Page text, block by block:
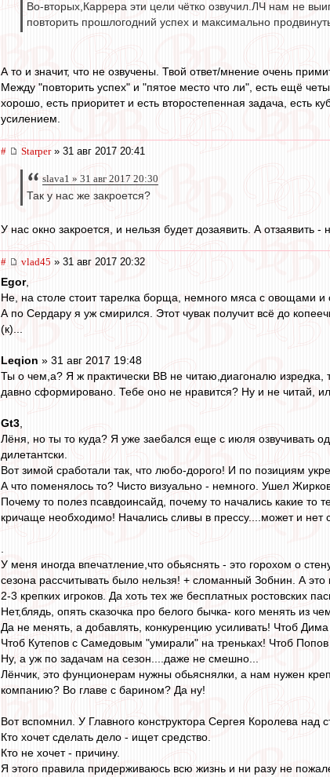
Во-вторых,Каррера эти цели чётко озвучил.ЛЧ нам не
повторить прошлогодний успех и максимально
А то и значит, что не озвучены. Твой ответ/мнение очень
Между "повторить успех" и "пятое место что ли", есть ещё
хорошо, есть приоритет и есть второстепенная задача, есть
усилением.
# Starper» 31 авг 2017 20:41
slava1 » 31 авг 2017 20:30
Так у нас же закроется?
У нас окно закроется, и нельзя будет дозаявить. А отзаявить -
# vlad45 » 31 авг 2017 20:32
Egor,
Не, на столе стоит тарелка борща, немного мяса с овощами и
А по Сердару я уж смирился. Этот чувак получит всё до
(к)...
Leqion » 31 авг 2017 19:48
Ты о чем,а? Я ж практически ВВ не читаю,диагоналю
давно сформировано. Тебе оно не нравится? Ну и не читай,
Gt3,
Лёня, но ты то куда? Я уже заебался еще с июля озвучивать
дилетантски.
Вот зимой сработали так, что любо-дорого! И по позициям
А что поменялось то? Чисто визуально - немного. Ушел
Почему то полез псавдоинсайд, почему то начались какие
кричаще необходимо! Начались сливы в прессу....может и нет
.
У меня иногда впечатление,что обьяснять - это горохом о
сезона рассчитывать было нельзя! + сломанный Зобнин. А
2-3 крепких игроков. Да хоть тех же бесплатных ростовских
Нет,блядь, опять сказочка про белого бычка- кого менять из
Да не менять, а добавлять, конкуренцию усиливать! Чтоб
Чтоб Кутепов с Самедовым "умирали" на треньках! Чтоб
Ну, а уж по задачам на сезон....даже не смешно...
Лёнчик, это фунционерам нужны обьяснялки, а нам нужен
компанию? Во главе с барином? Да ну!
Вот вспомнил. У Главного конструктора Сергея Королева над
Кто хочет сделать дело - ищет средство.
Кто не хочет - причину.
Я этого правила придерживаюсь всю жизнь и ни разу не